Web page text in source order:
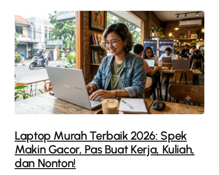
Laptop Murah Terbaik 2026: Spek
Makin Gacor, Pas Buat Kerja, Kuliah,
dan Nonton!